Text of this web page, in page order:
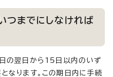
つまでにしなければ
の翌日から15日以内のいず
なります。この期日内に手続